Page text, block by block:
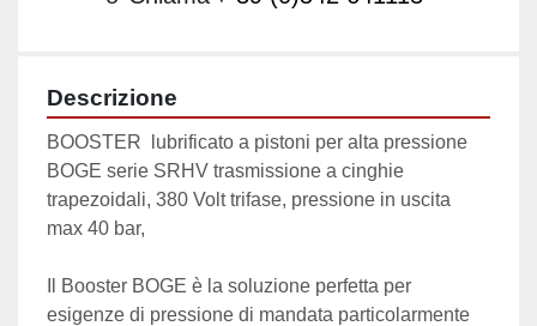
Descrizione
BOOSTER  lubrificato a pistoni per alta pressione
BOGE serie SRHV trasmissione a cinghie
trapezoidali, 380 Volt trifase, pressione in uscita
max 40 bar,
Il Booster BOGE è la soluzione perfetta per
esigenze di pressione di mandata particolarmente